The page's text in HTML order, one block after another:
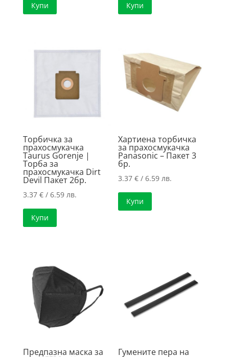
Купи Купи
Торбичка за
прахосмукачка
Taurus Gorenje |
Торба за
прахосмукачка Dirt
Devil Пакет 2бр.
3.37 €/ 6.59 лв.
Купи
Хартиена торбичка
за прахосмукачка
Panasonic – Пакет 3
бр.
3.37€ / 6.59 лв.
Купи
Предпазна маска за Гумените пера на